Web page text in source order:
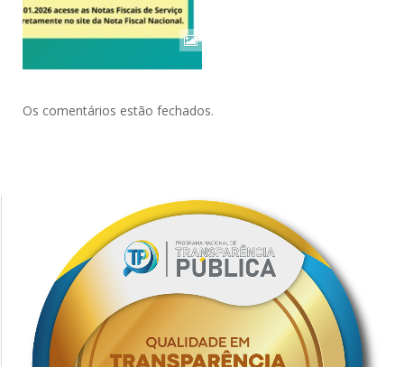
Os comentários estão fechados.